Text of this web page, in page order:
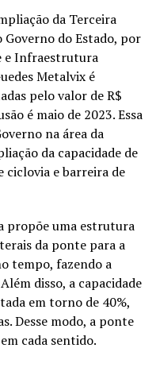
da Terceira
do Estado, por
e Infraestrutura
Metalvix é
pelo valor de R$
é maio de 2023. Essa
na área da
da capacidade de
ciclovia e barreira de
propõe uma estrutura
da ponte para a
tempo, fazendo a
disso, a capacidade
em torno de 40%,
Desse modo, a ponte
cada sentido.